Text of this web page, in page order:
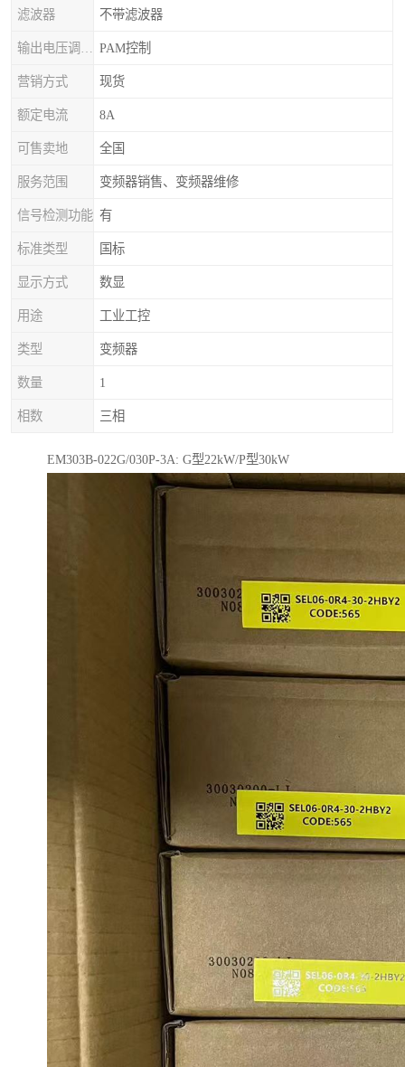
滤波器 不带滤波器
PAM控制
营销方式 现货
额定电流 8A
可售卖地 全国
服务范围 变频器销售、变频器维修
信号检测功能 有
标准类型 国标
显示方式 数显
用途 工业工控
类型 变频器
数量 1
相数 三相
EM303B-022G/030P-3A: G型22kW/P型30kW